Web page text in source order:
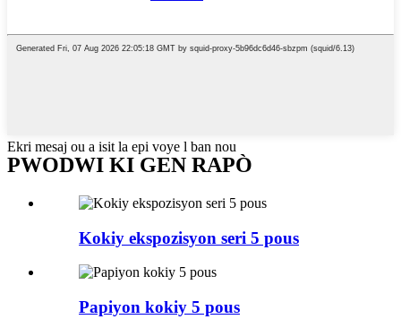
Ekri mesaj ou a isit la epi voye l ban nou
PWODWI KI GEN RAPÒ
Kokiy ekspozisyon seri 5 pous
Papiyon kokiy 5 pous